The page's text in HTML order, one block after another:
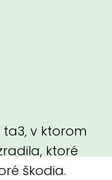
ta3, v ktorom
ktoré
škodia.